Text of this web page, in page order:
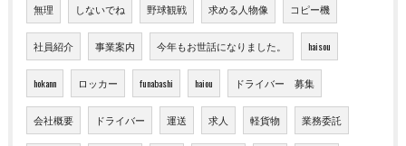
無理 しないでね 野球観戦 求める人物像 コピー機
社員紹介 事業案内 今年もお世話になりました。 haisou
hokann ロッカー funabashi haiou ドライバー 募集
会社概要 ドライバー 運送 求人 軽貨物 業務委託